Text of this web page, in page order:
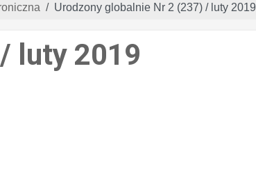
Urodzony globalnie Nr 2 (237) / luty 2019
luty 2019